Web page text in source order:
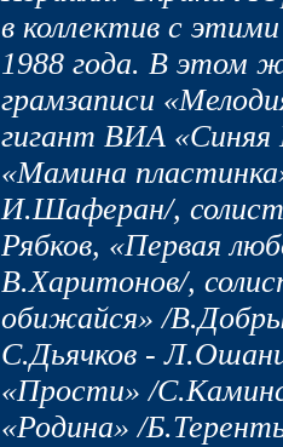
в коллектив с
1988 года. В этом
грамзаписи
гигант ВИА
«Мамина
И.Шаферан/,
Рябков, «Первая
В.Харитонов/,
обижайся» /
С.Дьячков -
«Прости» /
«Родина» /